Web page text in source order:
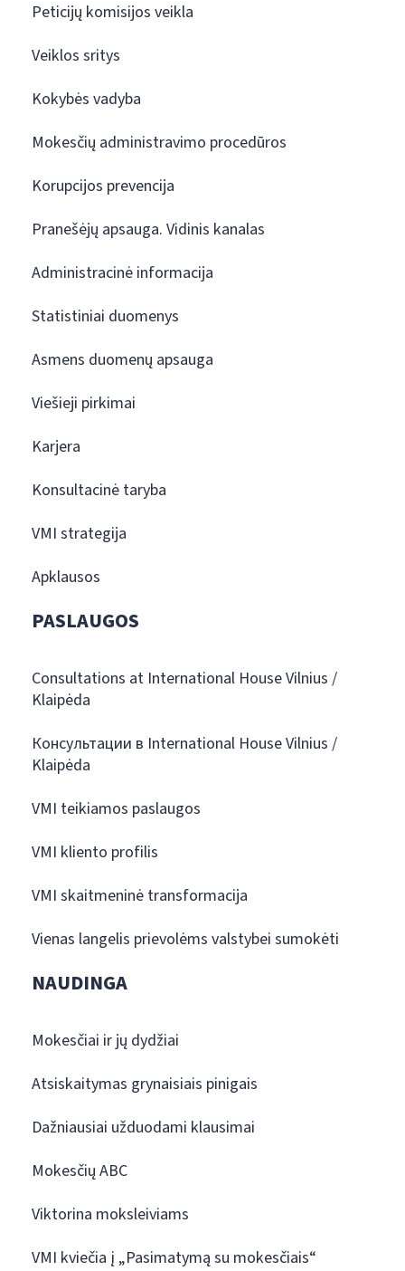
Peticijų komisijos veikla
Veiklos sritys
Kokybės vadyba
Mokesčių administravimo procedūros
Korupcijos prevencija
Pranešėjų apsauga. Vidinis kanalas
Administracinė informacija
Statistiniai duomenys
Asmens duomenų apsauga
Viešieji pirkimai
Karjera
Konsultacinė taryba
VMI strategija
Apklausos
PASLAUGOS
Consultations at International House Vilnius /
Klaipėda
Консультации в International House Vilnius /
Klaipėda
VMI teikiamos paslaugos
VMI kliento profilis
VMI skaitmeninė transformacija
Vienas langelis prievolėms valstybei sumokėti
NAUDINGA
Mokesčiai ir jų dydžiai
Atsiskaitymas grynaisiais pinigais
Dažniausiai užduodami klausimai
Mokesčių ABC
Viktorina moksleiviams
VMI kviečia į „Pasimatymą su mokesčiais“